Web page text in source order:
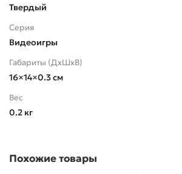
Твердый
Серия
Видеоигры
Габариты (ДхШхВ)
16×14×0.3 см
Вес
0.2 кг
Похожие товары